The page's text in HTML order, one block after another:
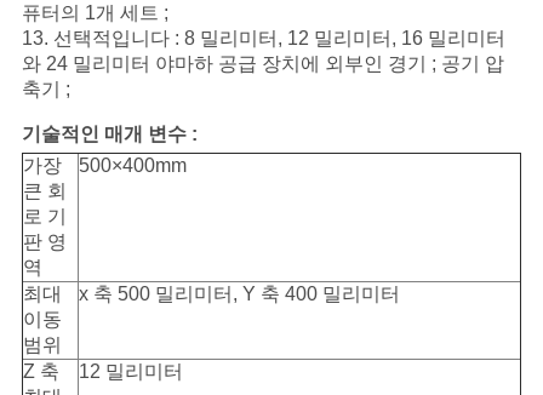
사
이
트
맵
PRIVACY
POLICY
퓨터의 1개 세트 ;
13. 선택적입니다 : 8 밀리미터, 12 밀리미터, 16 밀리미터
와 24 밀리미터 야마하 공급 장치에 외부인 경기 ; 공기 압
축기 ;
기술적인 매개 변수 :
가장
큰 회
로 기
판 영
역
500×400mm
최대
이동
범위
x 축 500 밀리미터, Y 축 400 밀리미터
Z 축
12 밀리미터